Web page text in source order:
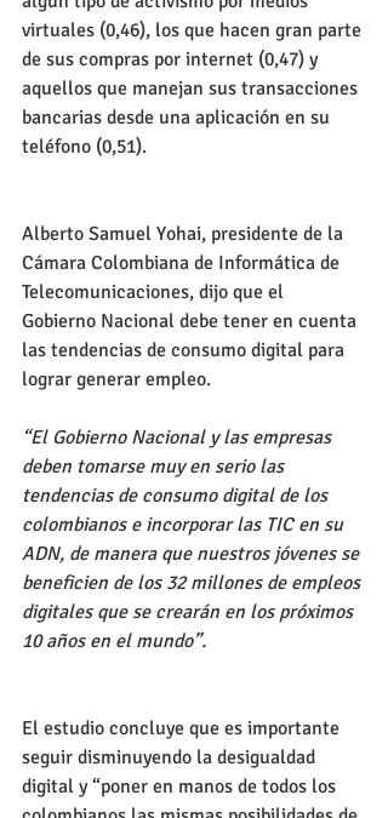
virtuales (0,46), los que hacen gran parte
de sus compras por internet (0,47) y
aquellos que manejan sus transacciones
bancarias desde una aplicación en su
teléfono (0,51).
Alberto Samuel Yohai, presidente de la
Cámara Colombiana de Informática de
Telecomunicaciones, dijo que el
Gobierno Nacional debe tener en cuenta
las tendencias de consumo digital para
lograr generar empleo.
“El Gobierno Nacional y las empresas
deben tomarse muy en serio las
tendencias de consumo digital de los
colombianos e incorporar las TIC en su
ADN, de manera que nuestros jóvenes se
beneficien de los 32 millones de empleos
digitales que se crearán en los próximos
10 años en el mundo”.
El estudio concluye que es importante
seguir disminuyendo la desigualdad
digital y “poner en manos de todos los